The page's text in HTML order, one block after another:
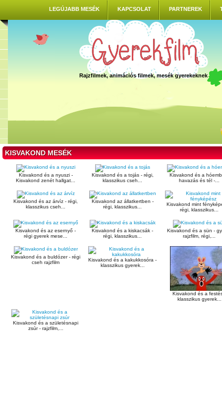
LEGÚJABB MESÉK KAPCSOLAT PARTNEREK
Rajzfilmek, animációs filmek, mesék gyerekeknek
KISVAKOND MESÉK
Kisvakond és a nyuszi -
Kisvakond zenét hallgat...
Kisvakond és a tojás - régi,
klasszikus cseh...
Kisvakond és a
havazás és tél -...
Kisvakond és az árvíz - régi,
klasszikus cseh...
Kisvakond az állatkertben -
régi, klasszikus...
Kisvakond mint
régi, klasszikus...
Kisvakond és az esernyő -
régi gyerek mese...
Kisvakond és a kiskacsák -
régi, klasszikus...
Kisvakond és a sün -
rajzfilm, régi,...
Kisvakond és a buldózer - régi
cseh rajzfilm
Kisvakond és a kakukkosóra -
klasszikus gyerek...
Kisvakond és a
klasszikus gyerek...
Kisvakond és a születésnapi
zsúr - rajzfilm,...